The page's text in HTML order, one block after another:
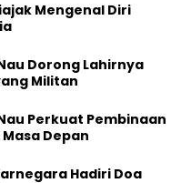
Mengenal Diri
Dorong Lahirnya
Militan
Perkuat Pembinaan
Depan
Hadiri Doa